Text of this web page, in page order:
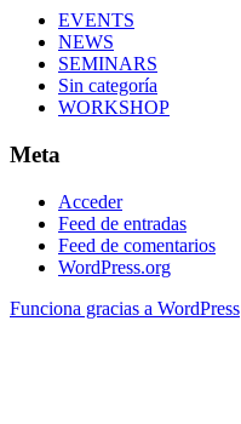
EVENTS
NEWS
SEMINARS
Sin categoría
WORKSHOP
Meta
Acceder
Feed de entradas
Feed de comentarios
WordPress.org
Funciona gracias a WordPress